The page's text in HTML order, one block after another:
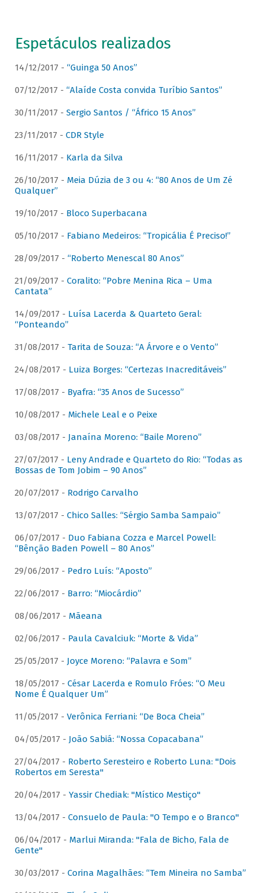
Espetáculos realizados
14/12/2017 - “Guinga 50 Anos”
07/12/2017 - “Alaíde Costa convida Turíbio Santos”
30/11/2017 - Sergio Santos / “Áfrico 15 Anos”
23/11/2017 - CDR Style
16/11/2017 - Karla da Silva
26/10/2017 - Meia Dúzia de 3 ou 4: “80 Anos de Um Zé
Qualquer”
19/10/2017 - Bloco Superbacana
05/10/2017 - Fabiano Medeiros: “Tropicália É Preciso!”
28/09/2017 - “Roberto Menescal 80 Anos”
21/09/2017 - Coralito: “Pobre Menina Rica – Uma
Cantata”
14/09/2017 - Luísa Lacerda & Quarteto Geral:
“Ponteando”
31/08/2017 - Tarita de Souza: “A Árvore e o Vento”
24/08/2017 - Luiza Borges: “Certezas Inacreditáveis”
17/08/2017 - Byafra: “35 Anos de Sucesso”
10/08/2017 - Michele Leal e o Peixe
03/08/2017 - Janaína Moreno: “Baile Moreno”
27/07/2017 - Leny Andrade e Quarteto do Rio: “Todas as
Bossas de Tom Jobim – 90 Anos”
20/07/2017 - Rodrigo Carvalho
13/07/2017 - Chico Salles: “Sérgio Samba Sampaio”
06/07/2017 - Duo Fabiana Cozza e Marcel Powell:
“Bênção Baden Powell – 80 Anos”
29/06/2017 - Pedro Luís: “Aposto”
22/06/2017 - Barro: “Miocárdio”
08/06/2017 - Mãeana
02/06/2017 - Paula Cavalciuk: “Morte & Vida”
25/05/2017 - Joyce Moreno: “Palavra e Som”
18/05/2017 - César Lacerda e Romulo Fróes: “O Meu
Nome É Qualquer Um”
11/05/2017 - Verônica Ferriani: “De Boca Cheia”
04/05/2017 - João Sabiá: “Nossa Copacabana”
27/04/2017 - Roberto Seresteiro e Roberto Luna: "Dois
Robertos em Seresta"
20/04/2017 - Yassir Chediak: "Místico Mestiço"
13/04/2017 - Consuelo de Paula: "O Tempo e o Branco"
06/04/2017 - Marlui Miranda: "Fala de Bicho, Fala de
Gente"
30/03/2017 - Corina Magalhães: “Tem Mineira no Samba”